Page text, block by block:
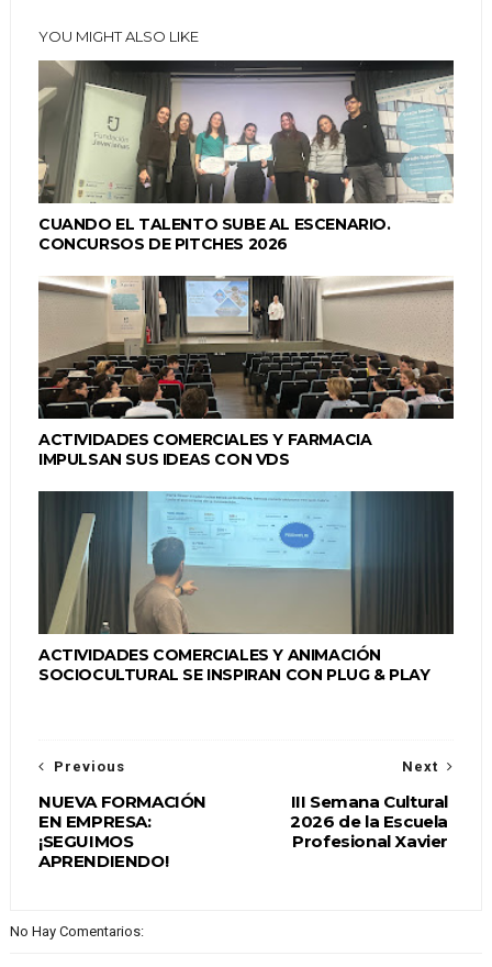
YOU MIGHT ALSO LIKE
CUANDO EL TALENTO SUBE AL ESCENARIO.
CONCURSOS DE PITCHES 2026
ACTIVIDADES COMERCIALES Y FARMACIA
IMPULSAN SUS IDEAS CON VDS
ACTIVIDADES COMERCIALES Y ANIMACIÓN
SOCIOCULTURAL SE INSPIRAN CON PLUG & PLAY
Next
III Semana Cultural
2026 de la Escuela
Profesional Xavier
Previous
NUEVA FORMACIÓN
EN EMPRESA:
¡SEGUIMOS
APRENDIENDO!
No Hay Comentarios: